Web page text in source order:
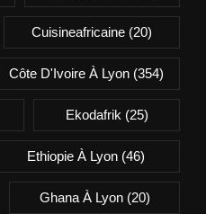
Cuisineafricaine (20)
Côte D'Ivoire À Lyon(354)
Ekodafrik (25)
Ethiopie À Lyon(46)
Ghana À Lyon(20)